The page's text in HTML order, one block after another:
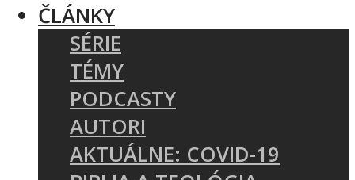
ČLÁNKY
SÉRIE
TÉMY
PODCASTY
AUTORI
AKTUÁLNE: COVID-19